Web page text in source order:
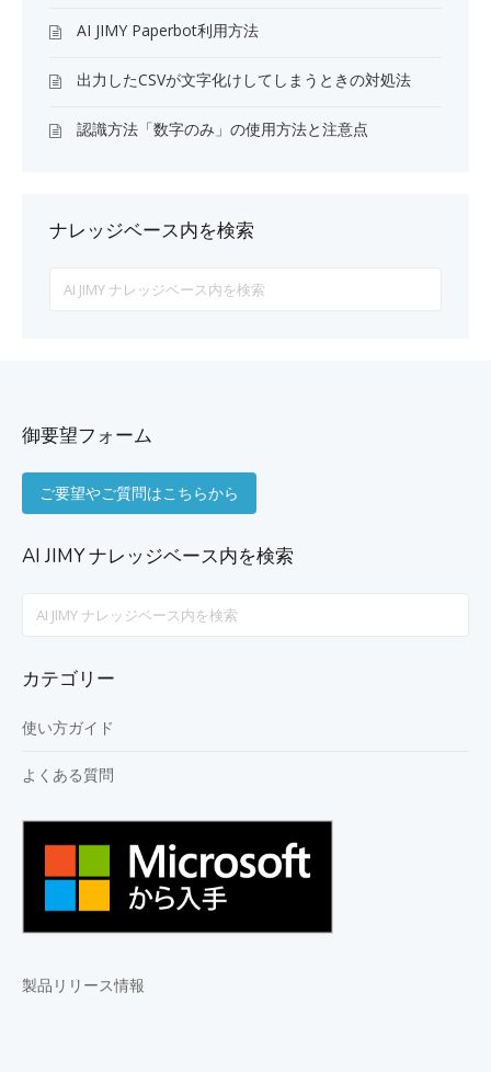
AI JIMY Paperbot利用方法
出力したCSVが文字化けしてしまうときの対処法
認識方法「数字のみ」の使用方法と注意点
ナレッジベース内を検索
For
御要望フォーム
ご要望やご質問はこちらから
AI JIMY ナレッジベース内を検索
カテゴリー
使い方ガイド
よくある質問
製品リリース情報